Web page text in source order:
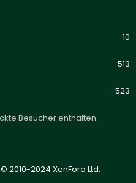
10
513
523
Besucher enthalten.
© 2010-2024 XenForo Ltd.